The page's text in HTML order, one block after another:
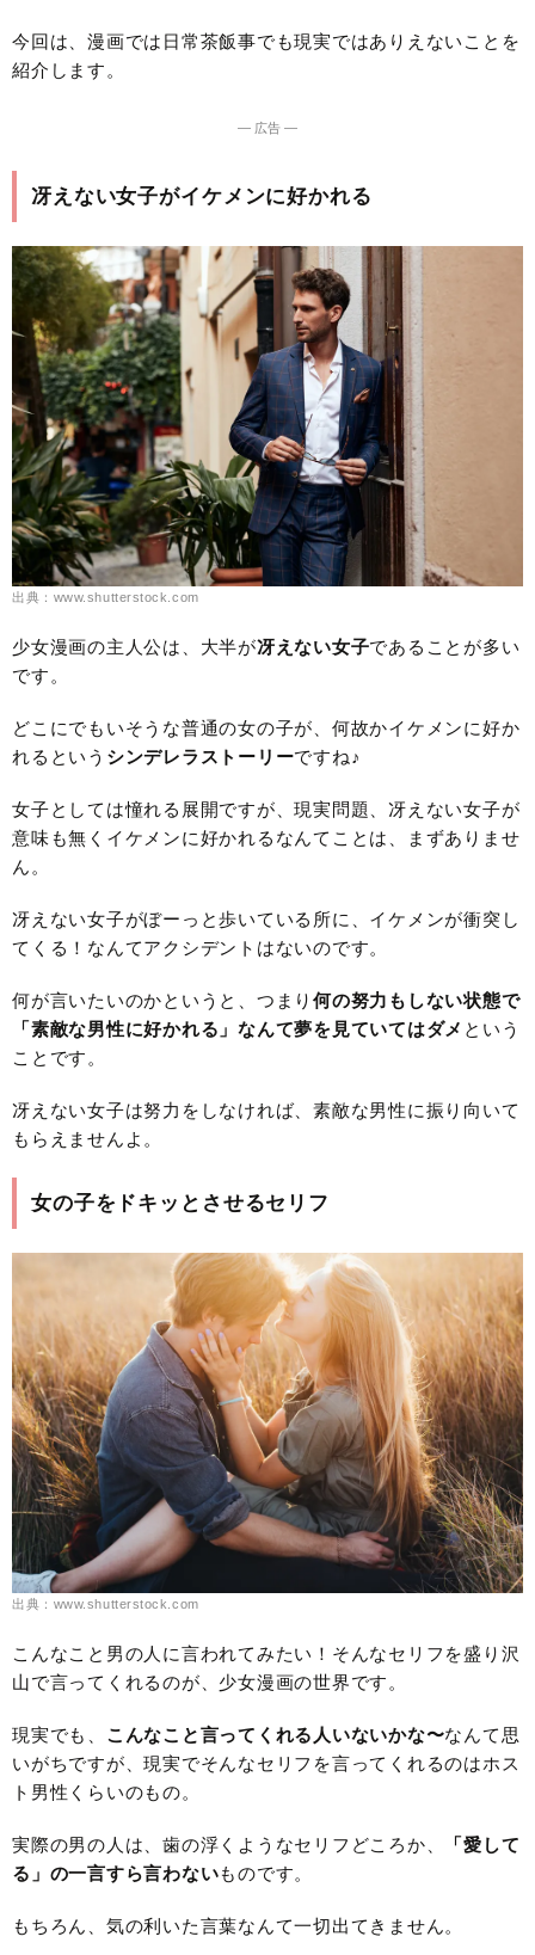
今回は、漫画では日常茶飯事でも現実ではありえないことを
紹介します。
― 広告 ―
冴えない女子がイケメンに好かれる
出典：www.shutterstock.com
少女漫画の主人公は、大半が冴えない女子であることが多い
です。
どこにでもいそうな普通の女の子が、何故かイケメンに好か
れるという シンデレラストーリーですね♪
女子としては憧れる展開ですが、現実問題、冴えない女子が
意味も無くイケメンに好かれるなんてことは、まずありませ
ん。
冴えない女子がぼーっと歩いている所に、イケメンが衝突し
てくる！なんてアクシデントはないのです。
何が言いたいのかというと、つまり 何の努力もしない状態で
「素敵な男性に好かれる」なんて夢を見ていてはダメ という
ことです。
冴えない女子は努力をしなければ、素敵な男性に振り向いて
もらえませんよ。
女の子をドキッとさせるセリフ
出典：www.shutterstock.com
こんなこと男の人に言われてみたい！そんなセリフを盛り沢
山で言ってくれるのが、少女漫画の世界です。
現実でも、 こんなこと言ってくれる人いないかな〜なんて思
いがちですが、現実でそんなセリフを言ってくれるのはホス
ト男性くらいのもの。
実際の男の人は、歯の浮くようなセリフどころか、
「愛して
る」の一言すら言わないものです。
もちろん、気の利いた言葉なんて一切出てきません。